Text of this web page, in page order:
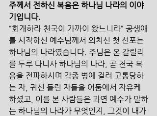
주께서 전하신 복음은 하나님 나라의 이야
기입니다.
“회개하라 천국이 가까이 왔느니라“ 공생애
를 시작하신 예수님께서 외치신 첫 선포는
하나님의 나라였습니다. 주님은 온 갈릴리
를 두루 다니사 하나님의 나라, 곧 천국 복
음을 전파하시며 각종 병에 걸려 고통당하
는 자, 귀신 들린 자들을 어둠에서 자유케
하셨고, 이를 본 사람들은 과연 예수가 말하
는 하나님의 나라가 무엇인지, 그것이 내가